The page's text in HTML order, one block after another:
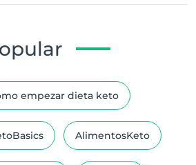
empezar dieta keto
AlimentosKeto